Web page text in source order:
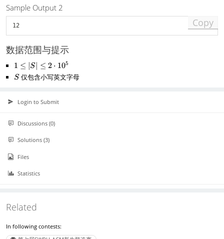
Sample Output 2
12 Copy
数据范围与提示
1
\
c
1
^
5
1 ≤ S ≤ 2 ⋅ 105
S
S仅包含小写英文字母
Login to Submit
Discussions (0)
Solutions (3)
Files
Statistics
Related
In following contests: